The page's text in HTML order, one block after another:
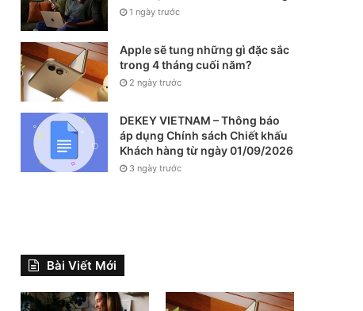
1 ngày trước
Apple sẽ tung những gì đặc sắc
trong 4 tháng cuối năm?
2 ngày trước
DEKEY VIETNAM – Thông báo
áp dụng Chính sách Chiết khấu
Khách hàng từ ngày 01/09/2026
3 ngày trước
Bài Viết Mới